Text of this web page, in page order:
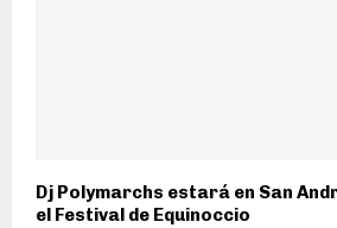
Dj Polymarchs estará en San
el Festival de Equinoccio